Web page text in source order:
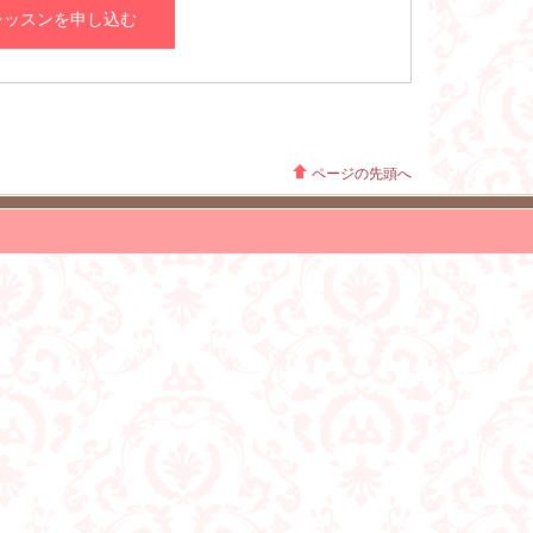
スンを申し込む
ページの先頭へ